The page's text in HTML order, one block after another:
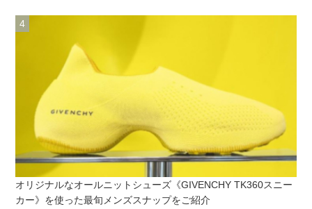
オリジナルなオールニットシューズ《GIVENCHY TK360スニー
カー》を使った最旬メンズスナップをご紹介